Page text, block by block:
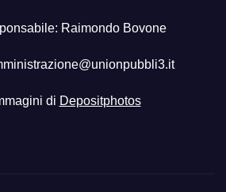
Raimondo Bovone
di Depositphotos